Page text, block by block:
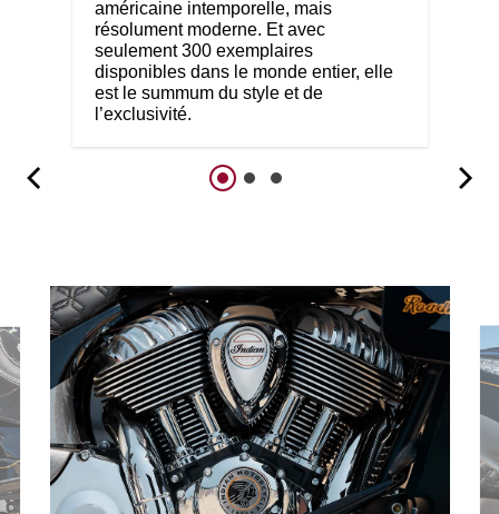
américaine intemporelle, mais
résolument moderne. Et avec
seulement 300 exemplaires
disponibles dans le monde entier, elle
est le summum du style et de
l’exclusivité.